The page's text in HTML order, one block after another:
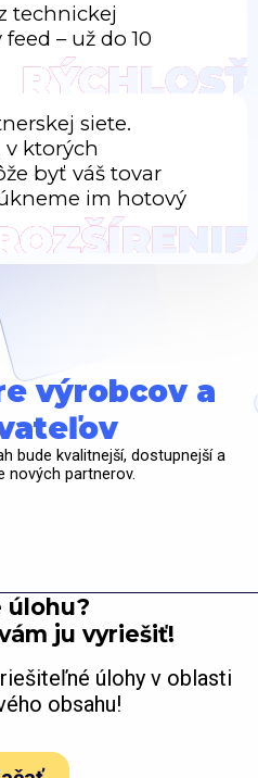
technickej
– už do 10
RÝCHLOSŤ
siete.
v ktorých
byť váš tovar
im hotový
výrobcov a
bude kvalitnejší, dostupnejší a
nových partnerov.
úlohu?
ju vyriešiť!
úlohy v oblasti
obsahu!